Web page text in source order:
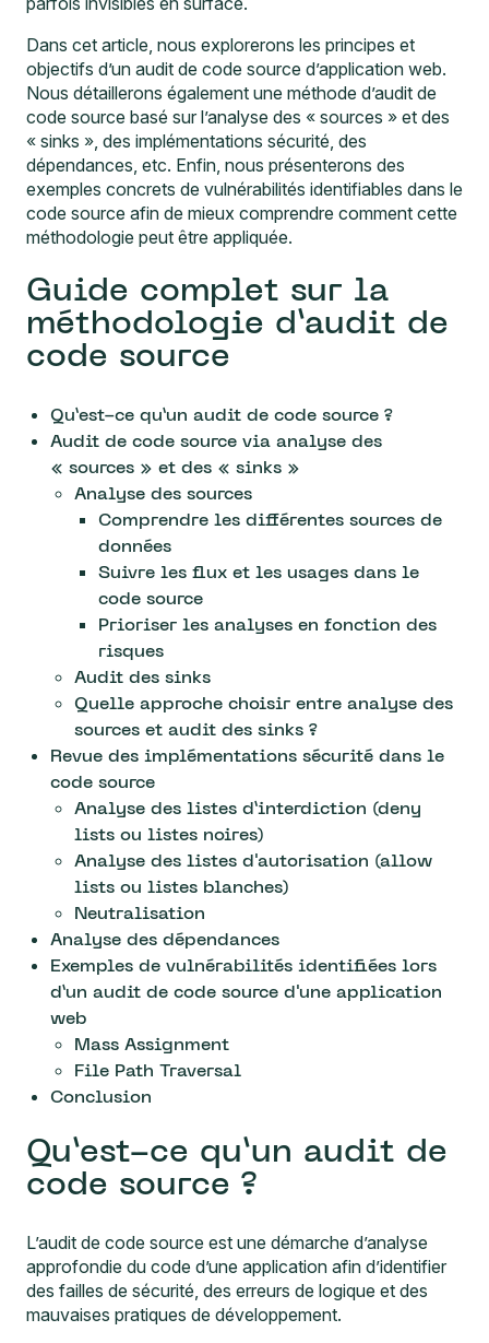
Dans cet article, nous explorerons les principes et
objectifs d’un audit de code source d’application web.
Nous détaillerons également une méthode d’audit de
code source basé sur l’analyse des « sources » et des
« sinks », des implémentations sécurité, des
dépendances, etc. Enfin, nous présenterons des
exemples concrets de vulnérabilités identifiables dans le
code source afin de mieux comprendre comment cette
méthodologie peut être appliquée.
Guide complet sur la
méthodologie d’audit de
code source
Qu’est-ce qu’un audit de code source ?
Audit de code source via analyse des
« sources » et des « sinks »
Analyse des sources
Comprendre les différentes sources de
données
Suivre les flux et les usages dans le
code source
Prioriser les analyses en fonction des
risques
Audit des sinks
Quelle approche choisir entre analyse des
sources et audit des sinks ?
Revue des implémentations sécurité dans le
code source
Analyse des listes d’interdiction (deny
lists ou listes noires)
Analyse des listes d'autorisation (allow
lists ou listes blanches)
Neutralisation
Analyse des dépendances
Exemples de vulnérabilités identifiées lors
d’un audit de code source d'une application
web
Mass Assignment
File Path Traversal
Conclusion
Qu’est-ce qu’un audit de
code source ?
L’audit de code source est une démarche d’analyse
approfondie du code d’une application afin d’identifier
des failles de sécurité, des erreurs de logique et des
mauvaises pratiques de développement.